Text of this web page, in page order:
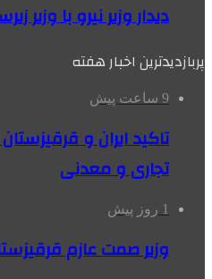
دیدار وزیر نیرو با وزیر
پربازدیدترین اخبار هفته
9 ساعت پیش
تاکید ایران و
تجاری و معدنی
1 روز پیش
وزیر صمت عازم